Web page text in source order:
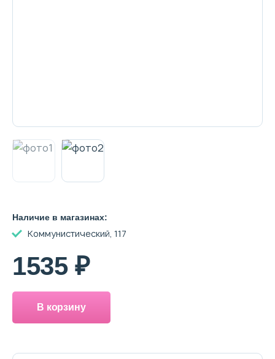
Аксессуары
Политика конфиденциальности
Наличие в магазинах:
Коммунистический, 117
1535 ₽
В корзину